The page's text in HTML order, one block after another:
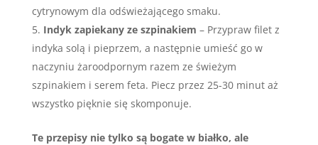
cytrynowym dla odświeżającego smaku.
Indyk zapiekany ze szpinakiem – Przypraw filet z
indyka solą i pieprzem, a następnie umieść go w
naczyniu żaroodpornym razem ze świeżym
szpinakiem i serem feta. Piecz przez 25-30 minut aż
wszystko pięknie się skomponuje.
Te przepisy nie tylko są bogate w białko, ale